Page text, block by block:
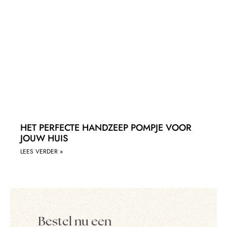
Bestel nu een
HET PERFECTE HANDZEEP POMPJE VOOR
JOUW HUIS
LEES VERDER »